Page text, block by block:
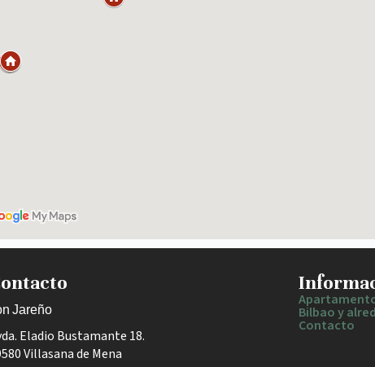
Jareño
Eladio Bustamante 18.
Villasana de Mena
Bilbao y
Contacto